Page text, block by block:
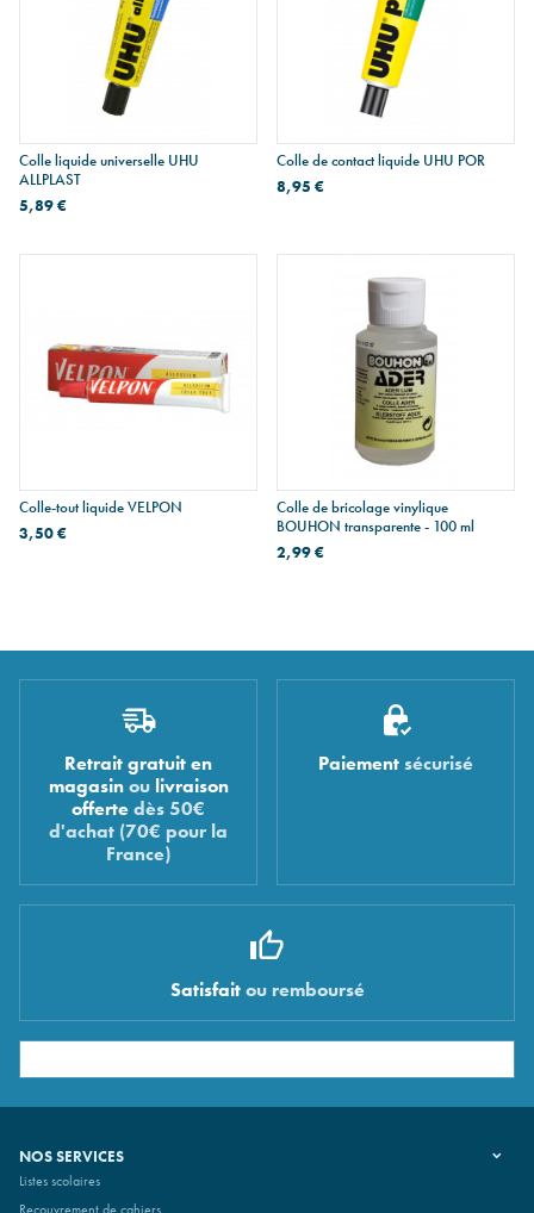
Colle liquide universelle UHU
ALLPLAST
5,89 €
Colle de contact liquide UHU POR
8,95 €
Colle-tout liquide VELPON
3,50 €
Colle de bricolage vinylique
BOUHON transparente - 100 ml
2,99 €
Retrait gratuit en
magasinou livraison
offerte dès 50€
d'achat (70€ pour la
France)
Paiement sécurisé
Satisfaitou remboursé
NOS SERVICES
Listes scolaires
Recouvrement de cahiers